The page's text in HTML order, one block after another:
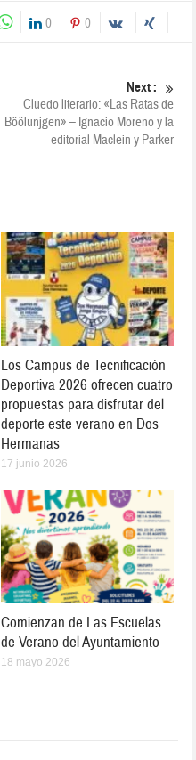
0 0
Next :
Cluedo literario: «Las Ratas de
Böölunjgen» – Ignacio Moreno y la
editorial Maclein y Parker
Los Campus de Tecnificación
Deportiva 2026 ofrecen cuatro
propuestas para disfrutar del
deporte este verano en Dos
Hermanas
17 junio 2026
Comienzan de Las Escuelas
de Verano del Ayuntamiento
18 mayo 2026